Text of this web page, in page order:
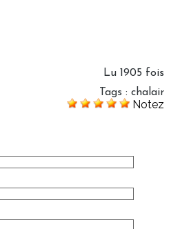
Lu 1905 fois
Tags : chalair
Notez